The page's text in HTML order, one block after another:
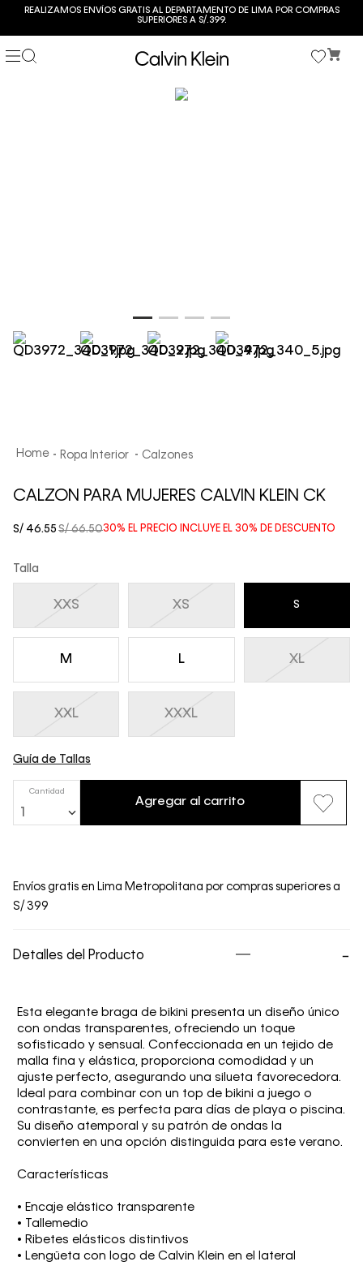
REALIZAMOS ENVÍOS GRATIS AL DEPARTAMENTO DE LIMA POR COMPRAS
SUPERIORES A S/.399.
Ropa Interior Calzones
CALZON PARA MUJERES CALVIN KLEIN CK
30% EL PRECIO INCLUYE EL 30% DE DESCUENTO
S/ 66.50
S/ 46.55
Talla
L
M
S
XL
XS
XXL
XXS
XXXL
Guía de Tallas
Cantidad
1
Agregar al carrito
Envíos gratis en Lima Metropolitana por compras superiores a
S/ 399
Detalles del Producto
Esta elegante braga de bikini presenta un diseño único
con ondas transparentes, ofreciendo un toque
sofisticado y sensual. Confeccionada en un tejido de
malla fina y elástica, proporciona comodidad y un
ajuste perfecto, asegurando una silueta favorecedora.
Ideal para combinar con un top de bikini a juego o
contrastante, es perfecta para días de playa o piscina.
Su diseño atemporal y su patrón de ondas la
convierten en una opción distinguida para este verano.
Características
• Encaje elástico transparente
• Tallemedio
• Ribetes elásticos distintivos
• Lengüeta con logo de Calvin Klein en el lateral